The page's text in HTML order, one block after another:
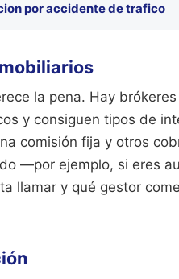
por accidente de trafico
la pena. Hay
y consiguen tipos de
comisión fija y otros
—por ejemplo, si eres
llamar y qué gestor